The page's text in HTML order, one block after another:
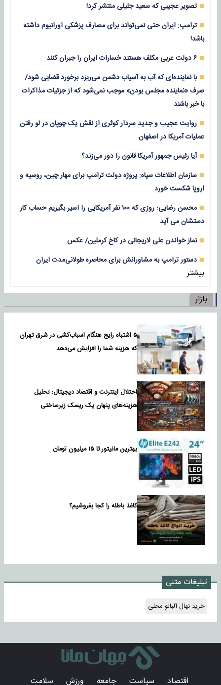
تصویر عجیبی که سعید جلیلی منتشر کرد!
ترامپ: ایران حتی نمی‌تواند برای مصارف پزشکی اورانیوم داشته
باشد!
۶ دولت عربی مکلف هستند خسارات ایران را جبران کنند
با نماینده‌ای که آب به آسیاب دشمن می‌ریزد برخورد قضایی شود/
صرف «نماینده مجلس بودن» موجب نمی‌شود که از جزئیات مذاکرات
با خبر باشند
روایت عجیب و جدید سردار کوثری از نقش یک چوپان در لو رفتن
عملیات آمریکا در اصفهان
آیا رئیس جمهور آمریکا قانون را دور می‌زند؟
سازمان اطلاعات سپاه: پروژه دولت ترامپ برای مهار چین، روسیه و
اروپا شکست خورد
محسن رضایی: روزی که ۱۰۰ نفر آمریکایی را اسیر بگیریم حساب کار
دستشان می آید
نماز خواندن علی لاریجانی در کاخ کرملین/ عکس
دستور ترامپ به مشاورانش برای محاصره طولانی‌مدت ایران
بیشتر
بازار
۵ اشتباه رایج هنگام اسباب‌کشی در شرق تهران
که هزینه شما را افزایش می‌دهد
اختلال اینترنت و اقتصاد دیجیتال؛ تحلیل
هزینه‌های پنهان یک ریسک زیرساختی
بهترین مانیتور تا ۱۵ میلیون تومان
کاغذ باطله را کجا بفروشیم؟
تبلیغات متنی
خرید نهال آلبالو محلی
اقتصاد سیاست جامعه ورزش سلامت